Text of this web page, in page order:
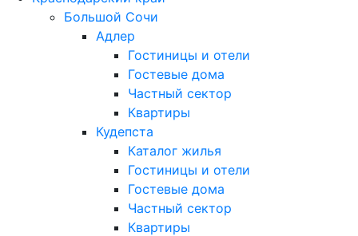
Большой Сочи
Адлер
Гостиницы и отели
Гостевые дома
Частный сектор
Квартиры
Кудепста
Каталог жилья
Гостиницы и отели
Гостевые дома
Частный сектор
Квартиры